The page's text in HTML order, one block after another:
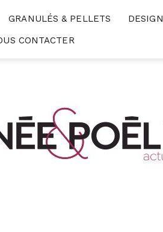
GRANULÉS & PELLETS DESIGN
CONTACTER